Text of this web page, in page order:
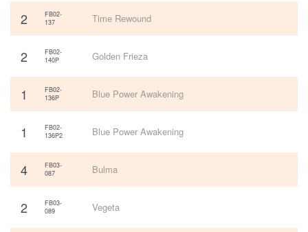
2
FB02-
137
Time Rewound
2
FB02-
140P
Golden Frieza
1
FB02-
136P
Blue Power Awakening
1
FB02-
136P2
Blue Power Awakening
4
FB03-
087
Bulma
2
FB03-
089
Vegeta